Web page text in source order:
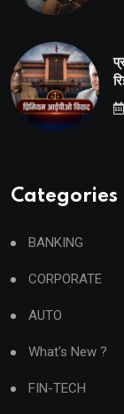
Categories
BANKING
CORPORATE
AUTO
What's New ?
FIN-TECH